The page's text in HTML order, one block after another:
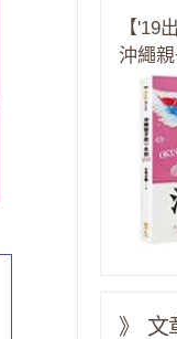
【'19
沖繩
》 文